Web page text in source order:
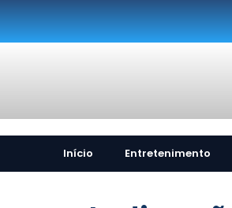
Início Entretenimento